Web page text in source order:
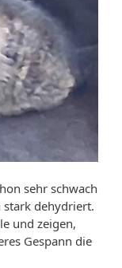
sehr schwach
stark dehydriert.
und zeigen,
Gespann die